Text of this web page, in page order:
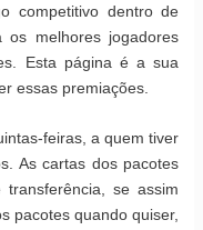
competitivo dentro de
os melhores jogadores
Esta página é a sua
essas premiações.
feiras, a quem tiver
As cartas dos pacotes
se assim
pacotes quando quiser,